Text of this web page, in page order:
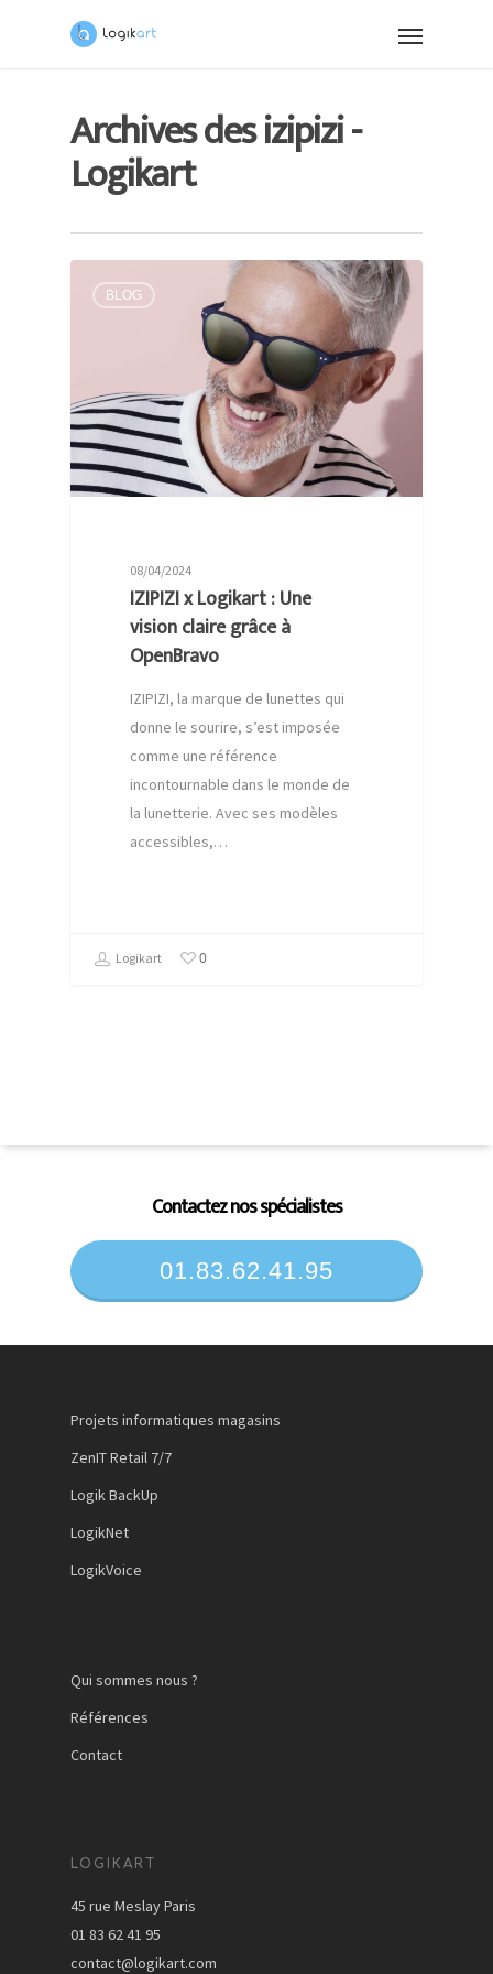
Archives des izipizi -
Logikart
BLOG
08/04/2024
IZIPIZI x Logikart : Une
vision claire grâce à
OpenBravo
IZIPIZI, la marque de lunettes qui
donne le sourire, s’est imposée
comme une référence
incontournable dans le monde de
la lunetterie. Avec ses modèles
accessibles,…
Logikart 0
Contactez nos spécialistes
01.83.62.41.95
Projets informatiques magasins
ZenIT Retail 7/7
Logik BackUp
LogikNet
LogikVoice
Qui sommes nous ?
Références
Contact
LOGIKART
45 rue Meslay Paris
01 83 62 41 95
contact@logikart.com